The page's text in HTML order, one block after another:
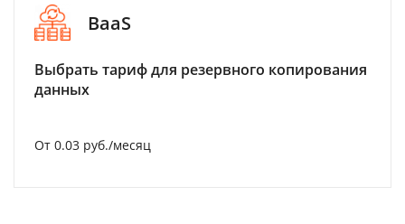
BaaS
Выбрать тариф для резервного копирования
данных
От 0.03 руб./месяц